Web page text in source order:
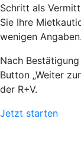
Schritt als
Sie Ihre
wenigen Angaben.
Nach
Button „Weiter
der R+V.
Jetzt starten